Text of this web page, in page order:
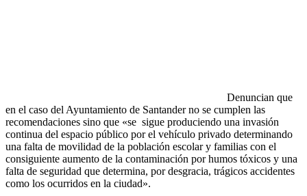
Denuncian que
en el caso del Ayuntamiento de Santander no se cumplen las
recomendaciones sino que «se sigue produciendo una invasión
continua del espacio público por el vehículo privado determinando
una falta de movilidad de la población escolar y familias con el
consiguiente aumento de la contaminación por humos tóxicos y una
falta de seguridad que determina, por desgracia, trágicos accidentes
como los ocurridos en la ciudad».